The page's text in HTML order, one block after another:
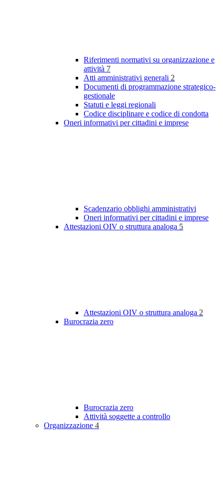
Riferimenti normativi su organizzazione e
attività 7
Atti amministrativi generali 2
Documenti di programmazione strategico-
gestionale
Statuti e leggi regionali
Codice disciplinare e codice di condotta
Oneri informativi per cittadini e imprese
Scadenzario obblighi amministrativi
Oneri informativi per cittadini e imprese
Attestazioni OIV o struttura analoga 5
Attestazioni OIV o struttura analoga 2
Burocrazia zero
Burocrazia zero
Attività soggette a controllo
Organizzazione 4